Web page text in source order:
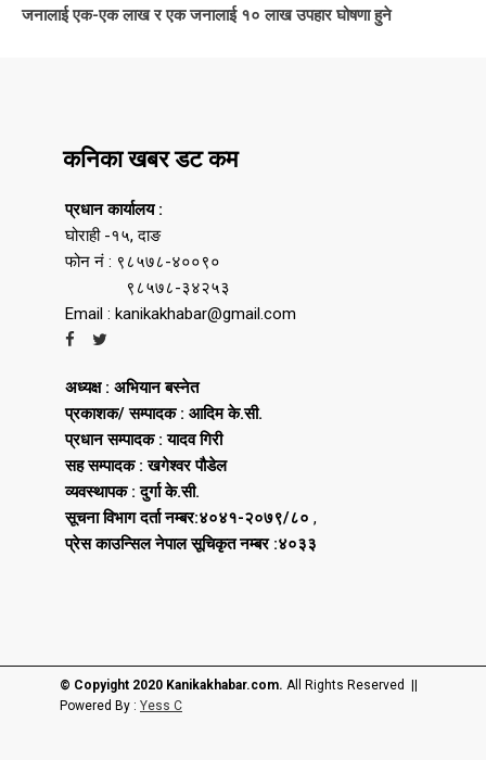
जनालाई एक-एक लाख र एक जनालाई १० लाख उपहार घोषणा हुने
कनिका खबर डट कम
प्रधान कार्यालय :
घोराही -१५, दाङ
फोन नं : ९८५७८-४००९०
९८५७८-३४२५३
Email : kanikakhabar@gmail.com
अध्यक्ष : अभियान बस्नेत
प्रकाशक/ सम्पादक : आदिम के.सी.
प्रधान सम्पादक : यादव गिरी
सह सम्पादक : खगेश्वर पौडेल
व्यवस्थापक : दुर्गा के.सी.
सूचना विभाग दर्ता नम्बर:४०४१-२०७९/८० ,
प्रेस काउन्सिल नेपाल सूचिकृत नम्बर :४०३३
© Copyight 2020 Kanikakhabar.com. All Rights Reserved ||
Powered By : Yess C